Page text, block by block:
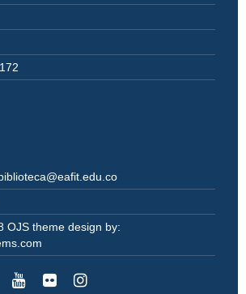
OJS theme design by: